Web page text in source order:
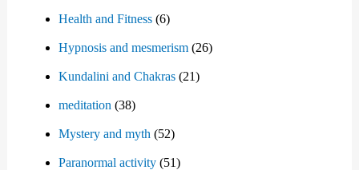
Health and Fitness(6)
Hypnosis and mesmerism(26)
Kundalini and Chakras(21)
meditation (38)
Mystery and myth (52)
Paranormal activity(51)